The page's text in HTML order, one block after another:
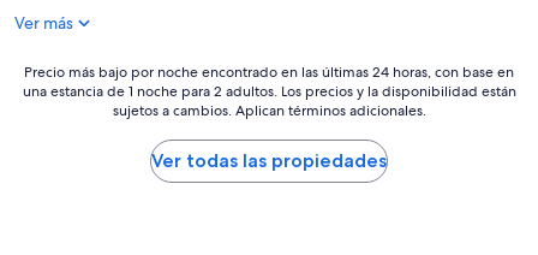
Ver más
Precio
más
Precio más bajo por noche encontrado en las últimas 24 horas, con base en
una estancia de 1 noche para 2 adultos. Los precios y la disponibilidad están
sujetos a cambios. Aplican términos adicionales.
Ver todas las propiedades